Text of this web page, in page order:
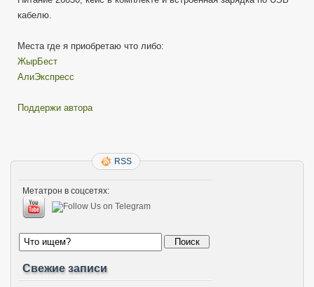
кабелю.
Места где я приобретаю что либо:
ЖырБест
АлиЭкспресс
Поддержи автора
RSS
Метатрон в соцсетях:
Свежие записи